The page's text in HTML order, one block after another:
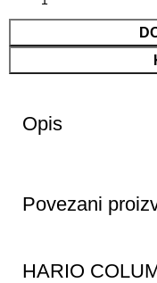
Opis
Povezani
HARIO